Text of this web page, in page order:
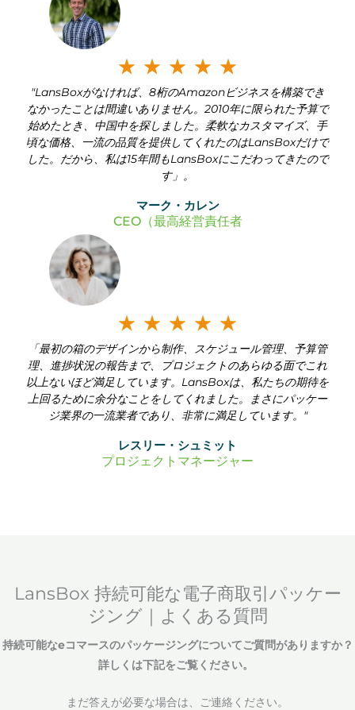
5
★ ★ ★ ★ ★
ص
ن
ف
5
"LansBoxがなければ、8桁のAmazonビジネスを構築でき
なかったことは間違いありません。2010年に限られた予算で
始めたとき、中国中を探しました。柔軟なカスタマイズ、手
頃な価格、一流の品質を提供してくれたのはLansBoxだけで
した。だから、私は15年間もLansBoxにこだわってきたので
す」。
マーク・カレン
CEO（最高経営責任者
★ ★ ★ ★ ★
ص
ن
ف
ة
5
「最初の箱のデザインから制作、スケジュール管理、予算管
理、進捗状況の報告まで、プロジェクトのあらゆる面でこれ
以上ないほど満足しています。LansBoxは、私たちの期待を
上回るために余分なことをしてくれました。まさにパッケー
ジ業界の一流業者であり、非常に満足しています。"
レスリー・シュミット
プロジェクトマネージャー
LansBox 持続可能な電子商取引パッケー
ジング｜よくある質問
持続可能なeコマースのパッケージングについてご質問がありますか？
詳しくは下記をご覧ください。
まだ答えが必要な場合は、ご連絡ください。